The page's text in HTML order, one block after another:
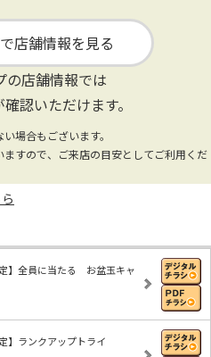
店舗情報を見る
店舗情報では
認いただけます。
場合もございます。
すので、ご来店の目安としてご利用くだ
定】全員に当たる お盆玉キャ
】ランクアップトライ